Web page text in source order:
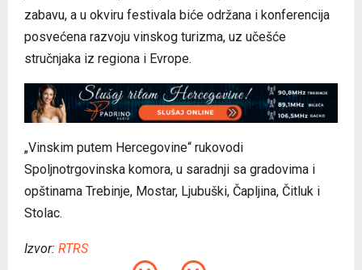
zabavu, a u okviru festivala biće održana i konferencija
posvećena razvoju vinskog turizma, uz učešće
stručnjaka iz regiona i Evrope.
„Vinskim putem Hercegovine“ rukovodi
Spoljnotrgovinska komora, u saradnji sa gradovima i
opštinama Trebinje, Mostar, Ljubuški, Čapljina, Čitluk i
Stolac.
Izvor: RTRS